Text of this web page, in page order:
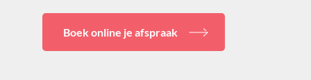
Boek online je afspraak